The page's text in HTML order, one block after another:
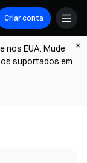
Criar conta
nos EUA. Mude
suportados em